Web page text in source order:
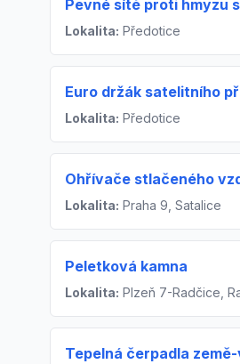
Pevné sítě proti hmyzu
Lokalita: Předotice
Euro držák satelitního
Lokalita: Předotice
Ohřívače stlačeného
Lokalita: Praha 9, Satalice
Peletková kamna
Lokalita: Plzeň 7-Radčice,
Tepelná čerpadla